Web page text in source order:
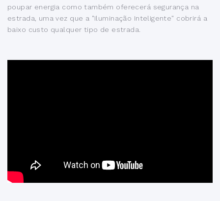
poupar energia como também oferecerá segurança na
estrada, uma vez que a "Iluminação Inteligente" cobrirá a
baixo custo qualquer tipo de estrada.